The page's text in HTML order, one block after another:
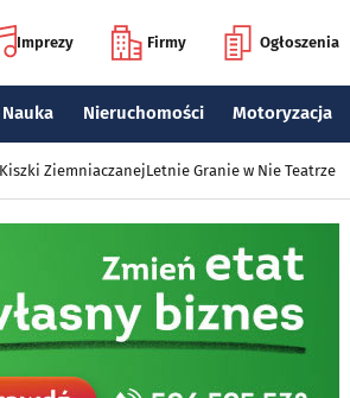
Imprezy Firmy Ogłoszenia
Nauka Nieruchomości Motoryzacja
ZiemniaczanejLetnie Granie w Nie Teatrze